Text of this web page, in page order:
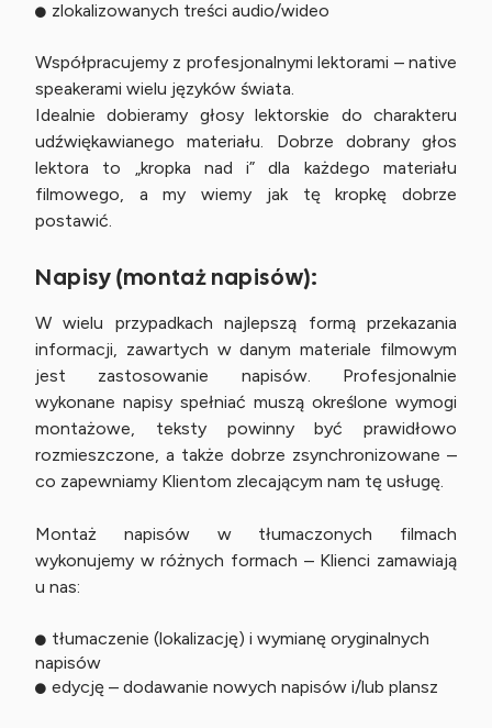
zlokalizowanych treści audio/wideo
Współpracujemy z profesjonalnymi lektorami – native
speakerami wielu języków świata.
Idealnie dobieramy głosy lektorskie do charakteru
udźwiękawianego materiału. Dobrze dobrany głos
lektora to „kropka nad i” dla każdego materiału
filmowego, a my wiemy jak tę kropkę dobrze
postawić.
Napisy (montaż napisów):
W wielu przypadkach najlepszą formą przekazania
informacji, zawartych w danym materiale filmowym
jest zastosowanie napisów. Profesjonalnie
wykonane napisy spełniać muszą określone wymogi
montażowe, teksty powinny być prawidłowo
rozmieszczone, a także dobrze zsynchronizowane –
co zapewniamy Klientom zlecającym nam tę usługę.
Montaż napisów w tłumaczonych filmach
wykonujemy w różnych formach – Klienci zamawiają
u nas:
tłumaczenie (lokalizację) i wymianę oryginalnych
napisów
edycję – dodawanie nowych napisów i/lub plansz